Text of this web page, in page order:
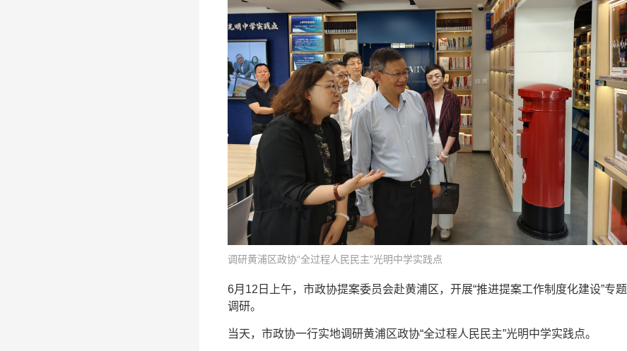
调研黄浦区政协“全过程人民民主”光明中学实践点
6月12日上午，市政协提案委员会赴黄浦区，开展“推进提案工作制度化建设”专题
调研。
当天，市政协一行实地调研黄浦区政协“全过程人民民主”光明中学实践点。